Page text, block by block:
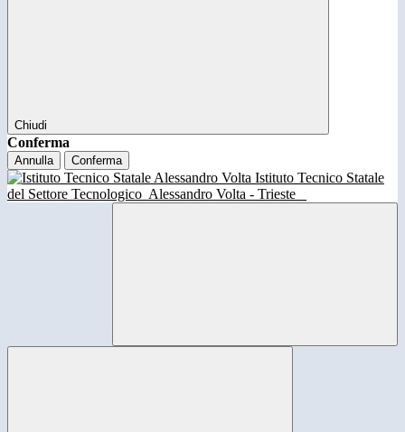
Chiudi
Conferma
Annulla Conferma
Istituto Tecnico Statale
del Settore Tecnologico Alessandro Volta - Trieste